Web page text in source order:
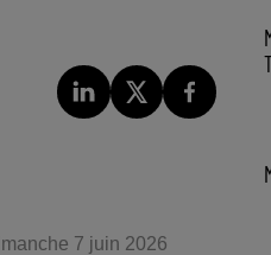
7 juin 2026